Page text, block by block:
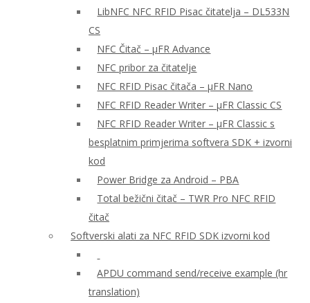
LibNFC NFC RFID Pisac čitatelja – DL533N
CS
NFC Čitač – μFR Advance
NFC pribor za čitatelje
NFC RFID Pisac čitača – μFR Nano
NFC RFID Reader Writer – μFR Classic CS
NFC RFID Reader Writer – μFR Classic s
besplatnim primjerima softvera SDK + izvorni
kod
Power Bridge za Android – PBA
Total bežični čitač – TWR Pro NFC RFID
čitač
Softverski alati za NFC RFID SDK izvorni kod
APDU command send/receive example (hr
translation)